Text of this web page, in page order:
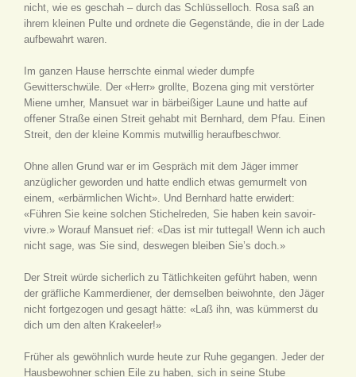
nicht, wie es geschah – durch das Schlüsselloch. Rosa saß an
ihrem kleinen Pulte und ordnete die Gegenstände, die in der Lade
aufbewahrt waren.
Im ganzen Hause herrschte einmal wieder dumpfe
Gewitterschwüle. Der «Herr» grollte, Bozena ging mit verstörter
Miene umher, Mansuet war in bärbeißiger Laune und hatte auf
offener Straße einen Streit gehabt mit Bernhard, dem Pfau. Einen
Streit, den der kleine Kommis mutwillig heraufbeschwor.
Ohne allen Grund war er im Gespräch mit dem Jäger immer
anzüglicher geworden und hatte endlich etwas gemurmelt von
einem, «erbärmlichen Wicht». Und Bernhard hatte erwidert:
«Führen Sie keine solchen Stichelreden, Sie haben kein savoir-
vivre.» Worauf Mansuet rief: «Das ist mir tuttegal! Wenn ich auch
nicht sage, was Sie sind, deswegen bleiben Sie’s doch.»
Der Streit würde sicherlich zu Tätlichkeiten geführt haben, wenn
der gräfliche Kammerdiener, der demselben beiwohnte, den Jäger
nicht fortgezogen und gesagt hätte: «Laß ihn, was kümmerst du
dich um den alten Krakeeler!»
Früher als gewöhnlich wurde heute zur Ruhe gegangen. Jeder der
Hausbewohner schien Eile zu haben, sich in seine Stube